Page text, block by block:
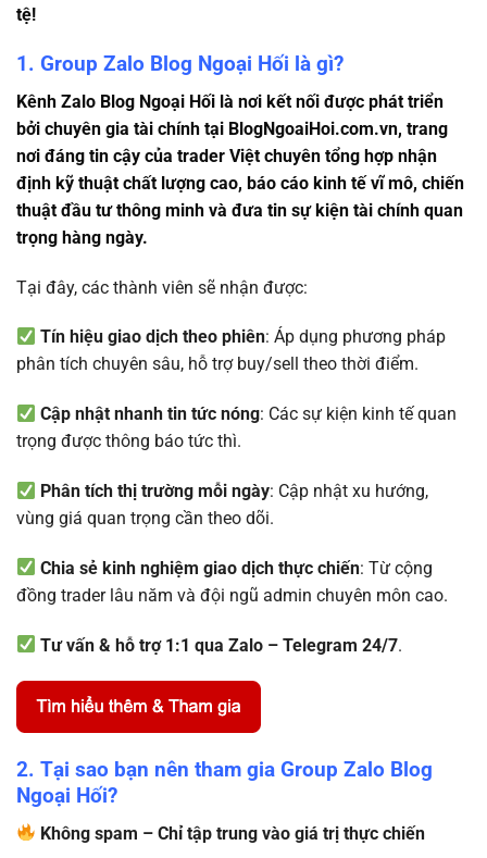
tệ!
1. Group Zalo Blog Ngoại Hối là gì?
Kênh Zalo Blog Ngoại Hối là nơi kết nối được phát triển
bởi chuyên gia tài chính tại BlogNgoaiHoi.com.vn, trang
nơi đáng tin cậy của trader Việt chuyên tổng hợp nhận
định kỹ thuật chất lượng cao, báo cáo kinh tế vĩ mô, chiến
thuật đầu tư thông minh và đưa tin sự kiện tài chính quan
trọng hàng ngày.
Tại đây, các thành viên sẽ nhận được:
Tín hiệu giao dịch theo phiên: Áp dụng phương pháp
phân tích chuyên sâu, hỗ trợ buy/sell theo thời điểm.
Cập nhật nhanh tin tức nóng: Các sự kiện kinh tế quan
trọng được thông báo tức thì.
Phân tích thị trường mỗi ngày: Cập nhật xu hướng,
vùng giá quan trọng cần theo dõi.
Chia sẻ kinh nghiệm giao dịch thực chiến: Từ cộng
đồng trader lâu năm và đội ngũ admin chuyên môn cao.
Tư vấn & hỗ trợ 1:1 qua Zalo – Telegram 24/7.
2. Tại sao bạn nên tham gia Group Zalo Blog
Ngoại Hối?
Không spam – Chỉ tập trung vào giá trị thực chiến